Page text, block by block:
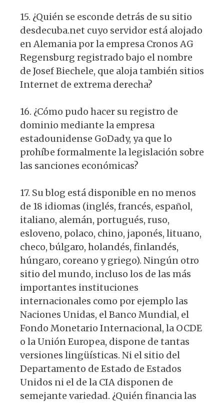
15. ¿Quién se esconde detrás de su sitio
desdecuba.net cuyo servidor está alojado
en Alemania por la empresa Cronos AG
Regensburg registrado bajo el nombre
de Josef Biechele, que aloja también sitios
Internet de extrema derecha?
16. ¿Cómo pudo hacer su registro de
dominio mediante la empresa
estadounidense GoDady, ya que lo
prohíbe formalmente la legislación sobre
las sanciones económicas?
17. Su blog está disponible en no menos
de 18 idiomas (inglés, francés, español,
italiano, alemán, portugués, ruso,
esloveno, polaco, chino, japonés, lituano,
checo, búlgaro, holandés, finlandés,
húngaro, coreano y griego). Ningún otro
sitio del mundo, incluso los de las más
importantes instituciones
internacionales como por ejemplo las
Naciones Unidas, el Banco Mundial, el
Fondo Monetario Internacional, la OCDE
o la Unión Europea, dispone de tantas
versiones lingüísticas. Ni el sitio del
Departamento de Estado de Estados
Unidos ni el de la CIA disponen de
semejante variedad. ¿Quién financia las